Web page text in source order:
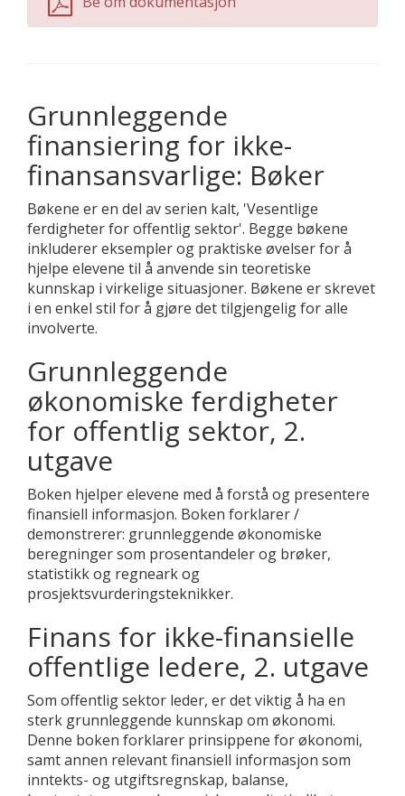
Grunnleggende
finansiering for ikke-
finansansvarlige: Bøker
Bøkene er en del av serien kalt, 'Vesentlige
ferdigheter for offentlig sektor'. Begge bøkene
inkluderer eksempler og praktiske øvelser for å
hjelpe elevene til å anvende sin teoretiske
kunnskap i virkelige situasjoner. Bøkene er skrevet
i en enkel stil for å gjøre det tilgjengelig for alle
involverte.
Grunnleggende
økonomiske ferdigheter
for offentlig sektor, 2.
utgave
Boken hjelper elevene med å forstå og presentere
finansiell informasjon. Boken forklarer /
demonstrerer: grunnleggende økonomiske
beregninger som prosentandeler og brøker,
statistikk og regneark og
prosjektsvurderingsteknikker.
Finans for ikke-finansielle
offentlige ledere, 2. utgave
Som offentlig sektor leder, er det viktig å ha en
sterk grunnleggende kunnskap om økonomi.
Denne boken forklarer prinsippene for økonomi,
samt annen relevant finansiell informasjon som
inntekts- og utgiftsregnskap, balanse,